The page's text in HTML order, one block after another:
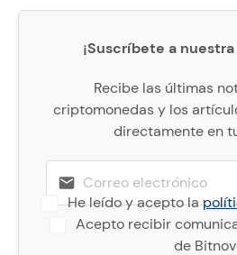
¡Suscríbete a
Recibe las últimas
criptomonedas y los
directamente en
He leído y acepto la
Acepto recibir
de